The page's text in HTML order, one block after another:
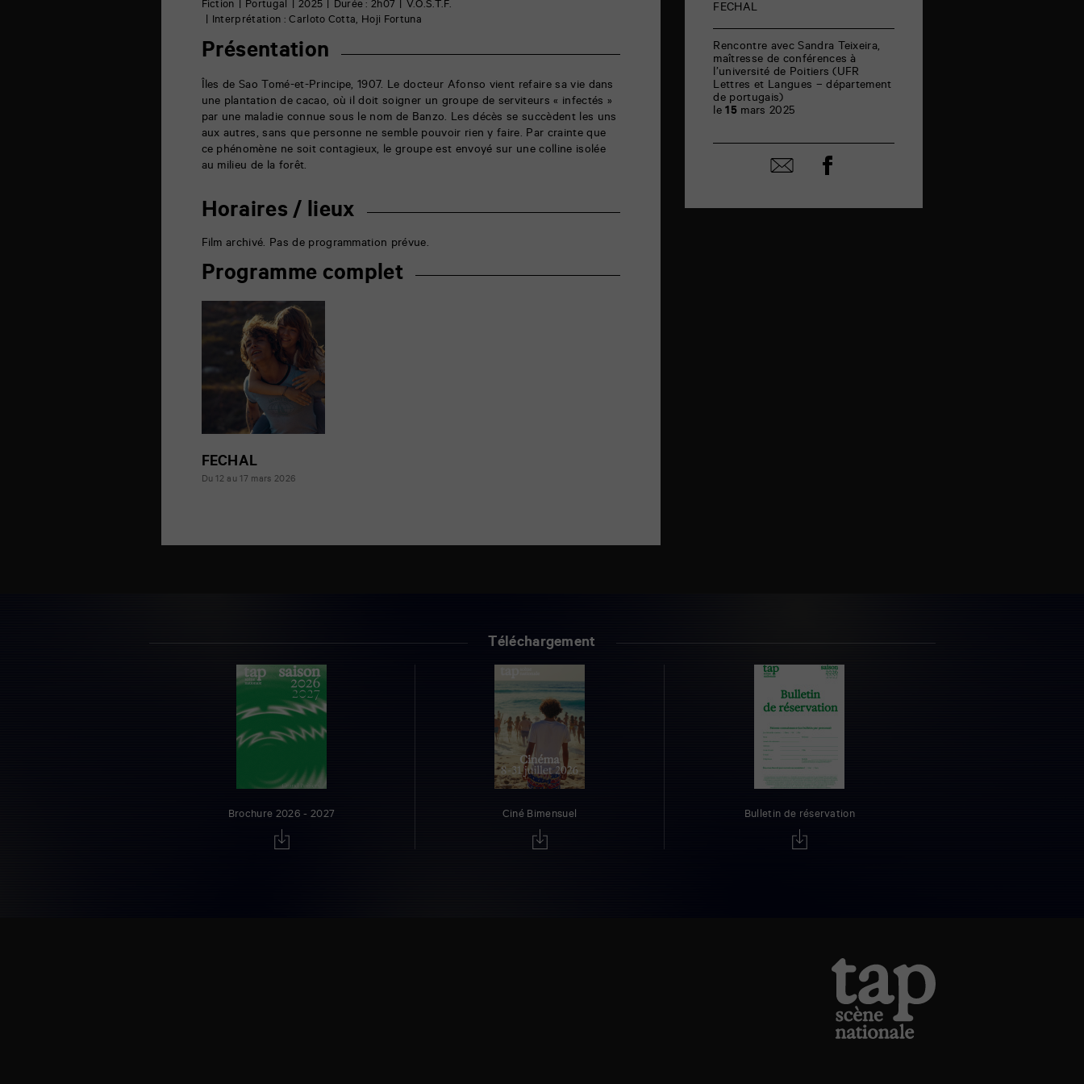
Fiction Portugal 2025 Durée : 2h07
V.O.S.T.F.
Interprétation : Carloto Cotta, Hoji Fortuna
Présentation
Îles de Sao Tomé-et-Principe, 1907. Le docteur Afonso vient refaire sa vie dans
une plantation de cacao, où il doit soigner un groupe de serviteurs « infectés »
par une maladie connue sous le nom de Banzo. Les décès se succèdent les uns
aux autres, sans que personne ne semble pouvoir rien y faire. Par crainte que
ce phénomène ne soit contagieux, le groupe est envoyé sur une colline isolée
au milieu de la forêt.
Horaires / lieux
Film archivé. Pas de programmation prévue.
Programme complet
FECHAL
Du 12 au 17 mars 2026
FECHAL
Rencontre avec Sandra Teixeira,
maîtresse de conférences à
l’université de Poitiers (UFR
Lettres et Langues – département
de portugais)
le15 mars 2025
Partager
par
Partager
sur
Téléchargement
Brochure 2026 - 2027 Ciné Bimensuel Bulletin de réservation